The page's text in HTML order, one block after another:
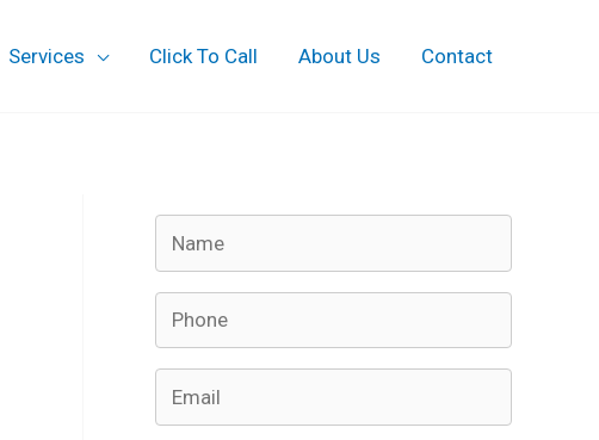
Services Click To Call About Us Contact